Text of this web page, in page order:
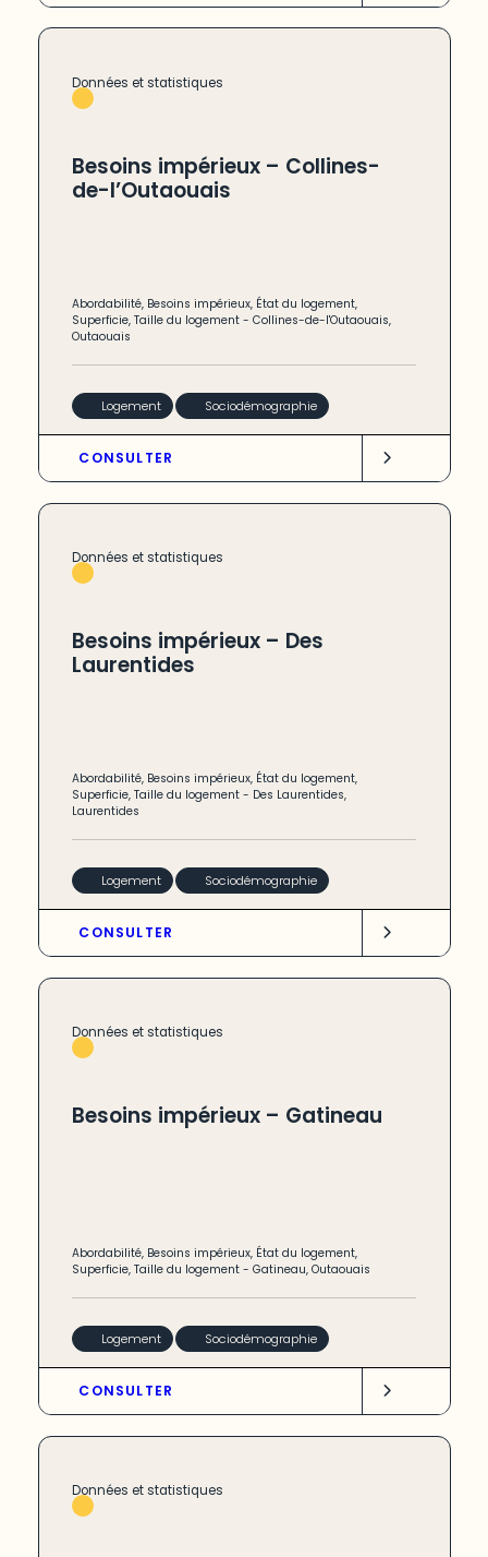
Données et statistiques
Besoins impérieux – Collines-
de-l’Outaouais
Abordabilité, Besoins impérieux, État du logement,
Superficie,Taille du logement -Collines-de-l'Outaouais,
Outaouais
Logement Sociodémographie
CONSULTER
Données et statistiques
Besoins impérieux – Des
Laurentides
Abordabilité, Besoins impérieux, État du logement,
Superficie,Taille du logement - Des Laurentides,
Laurentides
Logement Sociodémographie
CONSULTER
Données et statistiques
Besoins impérieux – Gatineau
Abordabilité, Besoins impérieux, État du logement,
Superficie,Taille du logement -Gatineau,Outaouais
Logement Sociodémographie
CONSULTER
Données et statistiques